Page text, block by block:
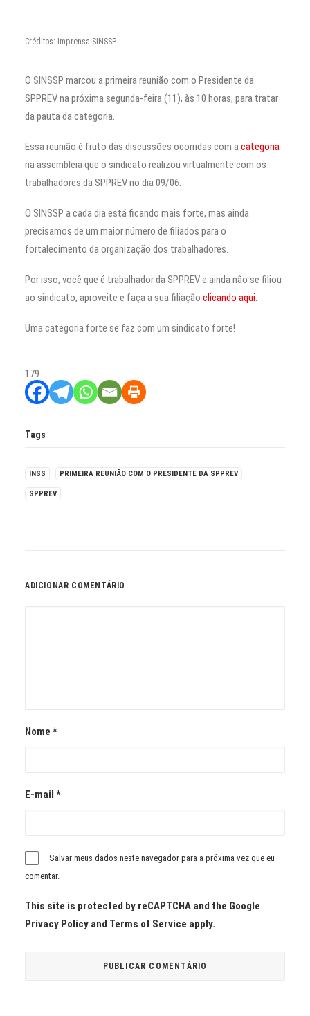
Créditos: Imprensa SINSSP
O SINSSP marcou a primeira reunião com o Presidente da
SPPREV na próxima segunda-feira (11), às 10 horas, para tratar
da pauta da categoria.
Essa reunião é fruto das discussões ocorridas com acategoria
na assembleia que o sindicato realizou virtualmente com os
trabalhadores da SPPREV no dia 09/06.
O SINSSP a cada dia está ficando mais forte, mas ainda
precisamos de um maior número de filiados para o
fortalecimento da organização dos trabalhadores.
Por isso, você que é trabalhador da SPPREV e ainda não se filiou
ao sindicato, aproveite e faça a sua filiação clicando aqui.
Uma categoria forte se faz com um sindicato forte!
179
Tags
INSS PRIMEIRA REUNIÃO COM O PRESIDENTE DA SPPREV
SPPREV
ADICIONAR COMENTÁRIO
Nome *
E-mail *
Salvar meus dados neste navegador para a próxima vez que eu
comentar.
This site is protected by reCAPTCHA and the Google
Privacy Policy and Terms of Service apply.